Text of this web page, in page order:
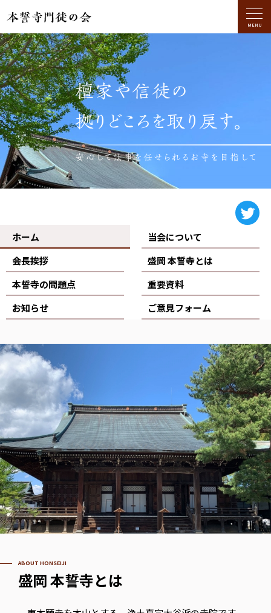
MENU
檀家や信徒の
拠りどころを取り戻す。
安心して法事を任せられるお寺を目指して
ホーム
当会について
会長挨拶
盛岡 本誓寺とは
本誓寺の問題点
重要資料
お知らせ
ご意見フォーム
ABOUT HONSEIJI
盛岡 本誓寺とは